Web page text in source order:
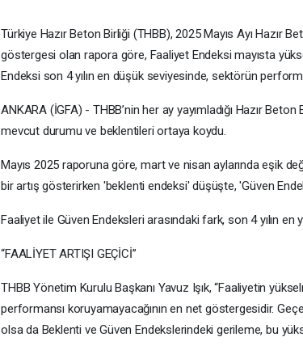
Türkiye Hazır Beton Birliği (THBB), 2025 Mayıs Ayı Hazır
göstergesi olan rapora göre, Faaliyet Endeksi mayısta
Endeksi son 4 yılın en düşük seviyesinde, sektörün
ANKARA (İGFA) - THBB’nin her ay yayımladığı Hazır
mevcut durumu ve beklentileri ortaya koydu.
Mayıs 2025 raporuna göre, mart ve nisan aylarında eşik
bir artış gösterirken 'beklenti endeksi' düşüşte, 'Güven
Faaliyet ile Güven Endeksleri arasındaki fark, son 4 yılın en
“FAALİYET ARTIŞI GEÇİCİ”
THBB Yönetim Kurulu Başkanı Yavuz Işık, “Faaliyetin
performansı koruyamayacağının en net göstergesidir.
olsa da Beklenti ve Güven Endekslerindeki gerileme, bu